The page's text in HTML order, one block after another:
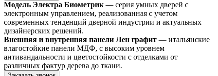
Модель Электра Биометрик — серия умных дверей с
электронным управлением, реализованная с учетом
современных тенденций дверной индустрии и актуальных
дизайнерских решений.
Внешняя и внутренняя панели Лен графит — итальянские
влагостойкие панели МДФ, с высоким уровнем
антивандальности и цветостойкости с отделками от
различных фактур дерева до ткани.